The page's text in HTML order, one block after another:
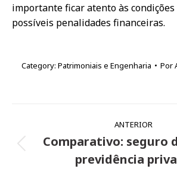
importante ficar atento às
possíveis penalidades financeiras.
Category: Patrimoniais e Engenharia Por
de
ANTERIOR
Post
anterior:
Comparativo: seguro
previdência